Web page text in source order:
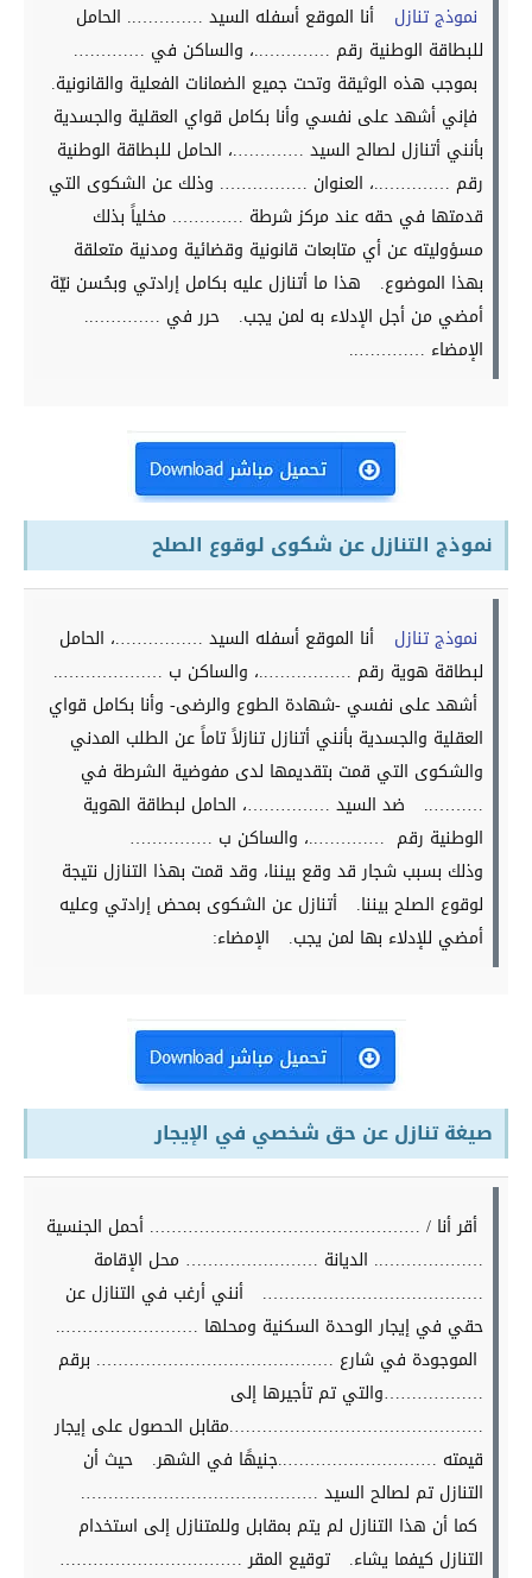
نموذج تنازل
أنا الموقع أسفله السيد ………….. الحامل
للبطاقة الوطنية رقم …………..، والساكن في ………….
بموجب هذه الوثيقة وتحت جميع الضمانات الفعلية والقانونية.
فإني أشهد على نفسي وأنا بكامل قواي العقلية والجسدية
بأنني أتنازل لصالح السيد ………….، الحامل للبطاقة الوطنية
رقم …………..، العنوان ……………. وذلك عن الشكوى التي
قدمتها في حقه عند مركز شرطة …………. مخلياً بذلك
مسؤوليته عن أي متابعات قانونية وقضائية ومدنية متعلقة
بهذا الموضوع.
هذا ما أتنازل عليه بكامل إرادتي وبحُسن نيّة
أمضي من أجل الإدلاء به لمن يجب.
حرر في …………..
الإمضاء …………..
نموذج التنازل عن شكوى لوقوع الصلح
نموذج تنازل
أنا الموقع أسفله السيد …………….، الحامل
لبطاقة هوية رقم ……………..، والساكن ب ………………..
أشهد على نفسي -شهادة الطوع والرضى- وأنا بكامل قواي
العقلية والجسدية بأنني أتنازل تنازلاً تاماً عن الطلب المدني
والشكوى التي قمت بتقديمها لدى مفوضية الشرطة في
………..
ضد السيد ……………، الحامل لبطاقة الهوية
الوطنية رقم …………..، والساكن ب ……………
وذلك بسبب شجار قد وقع بيننا، وقد قمت بهذا التنازل نتيجة
لوقوع الصلح بيننا.
أتنازل عن الشكوى بمحض إرادتي وعليه
أمضي للإدلاء بها لمن يجب.
الإمضاء:
صيغة تنازل عن حق شخصي في الإيجار
أقر أنا / …………………………………………. أحمل الجنسية
……………….. الديانة …………………… محل الإقامة
………………………………….
أنني أرغب في التنازل عن
حقي في إيجار الوحدة السكنية ومحلها ……………………..
الموجودة في شارع ……………………………………. برقم
………………والتي تم تأجيرها إلى
……………………………………….مقابل الحصول على إيجار
قيمته ………………………..جنيهًا في الشهر.
حيث أن
التنازل تم لصالح السيد …………………………………….
كما أن هذا التنازل لم يتم بمقابل وللمتنازل إلى استخدام
التنازل كيفما يشاء.
توقيع المقر ……………………………